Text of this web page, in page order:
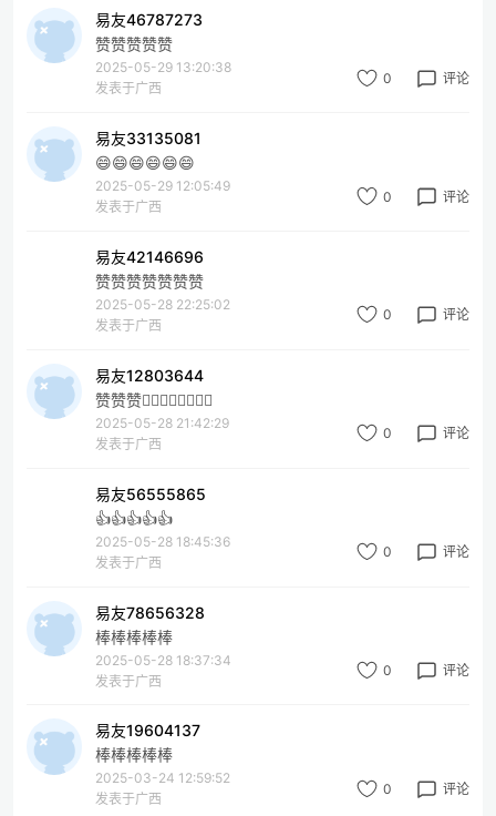
易友46787273
赞赞赞赞赞
2025-05-29 13:20:38
发表于广西
0 评论
易友33135081
😄😄😄😄😄😄
2025-05-29 12:05:49
发表于广西
0 评论
易友42146696
赞赞赞赞赞赞赞
2025-05-28 22:25:02
发表于广西
0 评论
易友12803644
赞赞赞👍🏻👍🏻👍🏻👍🏻
2025-05-28 21:42:29
发表于广西
0 评论
易友56555865
👍👍👍👍👍
2025-05-28 18:45:36
发表于广西
0 评论
易友78656328
棒棒棒棒棒
2025-05-28 18:37:34
发表于广西
0 评论
易友19604137
棒棒棒棒棒
2025-03-24 12:59:52
发表于广西
0 评论